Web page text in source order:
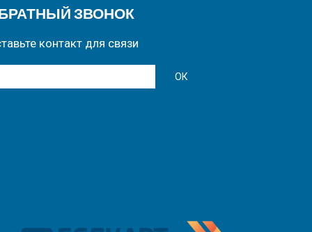
ЗВОНОК
контакт для связи